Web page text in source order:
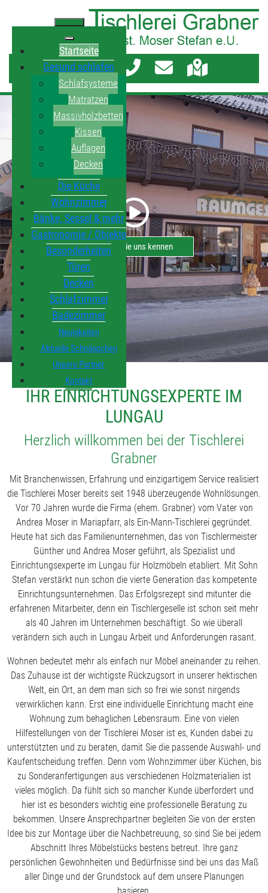
Startseite
Gesund schlafen
Schlafsysteme
Matratzen
Massivholzbetten
Kissen
Auflagen
Decken
Die Küche
Wohnzimmer
Bänke, Sessel & mehr
Gastronomie / Objekte
Besonderheiten
Türen
Decken
Schlafzimmer
Badezimmer
Neuigkeiten
Aktuelle Schnäppchen
Unsere Partner
Kontakt
Lernen Sie uns kennen
IHR EINRICHTUNGSEXPERTE IM
LUNGAU
Herzlich willkommen bei der Tischlerei
Grabner
Mit Branchenwissen, Erfahrung und einzigartigem Service realisiert
die Tischlerei Moser bereits seit 1948 überzeugende Wohnlösungen.
Vor 70 Jahren wurde die Firma (ehem. Grabner) vom Vater von
Andrea Moser in Mariapfarr, als Ein-Mann-Tischlerei gegründet.
Heute hat sich das Familienunternehmen, das von Tischlermeister
Günther und Andrea Moser geführt, als Spezialist und
Einrichtungsexperte im Lungau für Holzmöbeln etabliert. Mit Sohn
Stefan verstärkt nun schon die vierte Generation das kompetente
Einrichtungsunternehmen. Das Erfolgsrezept sind mitunter die
erfahrenen Mitarbeiter, denn ein Tischlergeselle ist schon seit mehr
als 40 Jahren im Unternehmen beschäftigt. So wie überall
verändern sich auch in Lungau Arbeit und Anforderungen rasant.
Wohnen bedeutet mehr als einfach nur Möbel aneinander zu reihen.
Das Zuhause ist der wichtigste Rückzugsort in unserer hektischen
Welt, ein Ort, an dem man sich so frei wie sonst nirgends
verwirklichen kann. Erst eine individuelle Einrichtung macht eine
Wohnung zum behaglichen Lebensraum. Eine von vielen
Hilfestellungen von der Tischlerei Moser ist es, Kunden dabei zu
unterstützten und zu beraten, damit Sie die passende Auswahl- und
Kaufentscheidung treffen. Denn vom Wohnzimmer über Küchen, bis
zu Sonderanfertigungen aus verschiedenen Holzmaterialien ist
vieles möglich. Da fühlt sich so mancher Kunde überfordert und
hier ist es besonders wichtig eine professionelle Beratung zu
bekommen. Unsere Ansprechpartner begleiten Sie von der ersten
Idee bis zur Montage über die Nachbetreuung, so sind Sie bei jedem
Abschnitt Ihres Möbelstücks bestens betreut. Ihre ganz
persönlichen Gewohnheiten und Bedürfnisse sind bei uns das Maß
aller Dinge und der Grundstock auf dem unsere Planungen